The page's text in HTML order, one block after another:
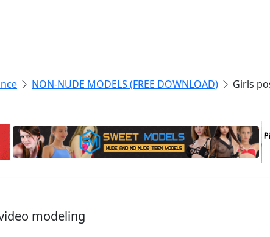
NON-NUDE MODELS (FREE DOWNLOAD) Girls
modeling